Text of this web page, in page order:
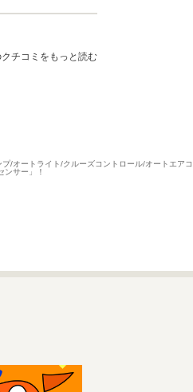
チコミをもっと読む
ートライト/クルーズコントロール/オートエア
サー」！